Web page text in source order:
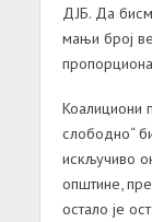
ДЈБ. Да
мањи број
Коалициони
слободно“
искључиво
општине,
остало је